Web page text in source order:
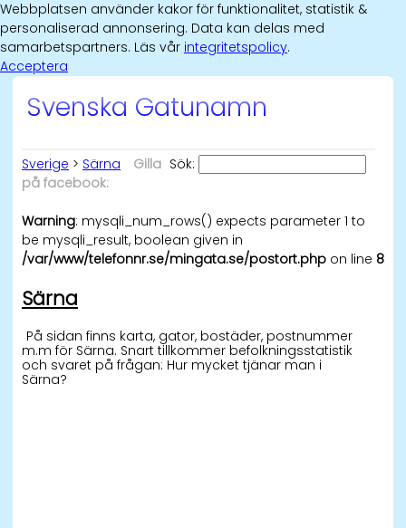
Webbplatsen använder kakor för funktionalitet, statistik &
personaliserad annonsering. Data kan delas med
samarbetspartners. Läs vår integritetspolicy.
Acceptera
Svenska Gatunamn
Sverige > Särna Sök:
Gilla
på facebook:
Warning: mysqli_num_rows() expects parameter 1 to
be mysqli_result, boolean given in
/var/www/telefonnr.se/mingata.se/postort.php on line 8
Särna
På sidan finns karta, gator, bostäder, postnummer
m.m för Särna. Snart tillkommer befolkningsstatistik
och svaret på frågan: Hur mycket tjänar man i
Särna?